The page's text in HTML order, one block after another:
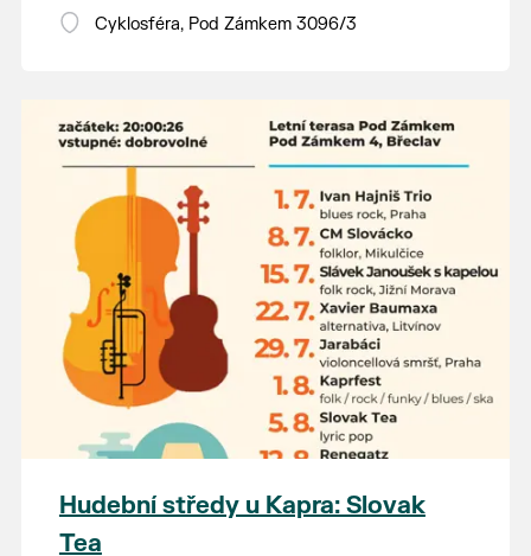
Vstupné dobrovolné.
Cyklosféra, Pod Zámkem 3096/3
Hudební středy u Kapra: Slovak
Tea